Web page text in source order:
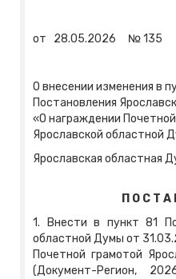
от 28.05.2026 №135
О внесении изменения в
Постановления
«О награждении
Ярославской областной
Ярославская областная
П О С Т А
1. Внести в пункт 81
областной Думы от
Почетной грамотой
(Документ-Регион,